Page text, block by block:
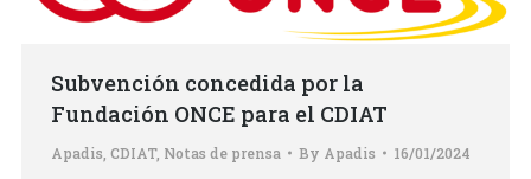
Subvención concedida por la
Fundación ONCE para el CDIAT
Apadis CDIAT, Notas de prensa By Apadis 16/01/2024